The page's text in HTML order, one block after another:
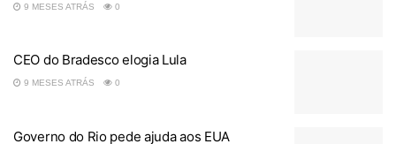
9 MESES ATRÁS 0
CEO do Bradesco elogia Lula
9 MESES ATRÁS 0
Governo do Rio pede ajuda aos EUA